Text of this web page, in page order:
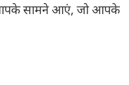
आपके सामने आएं, जो आपके